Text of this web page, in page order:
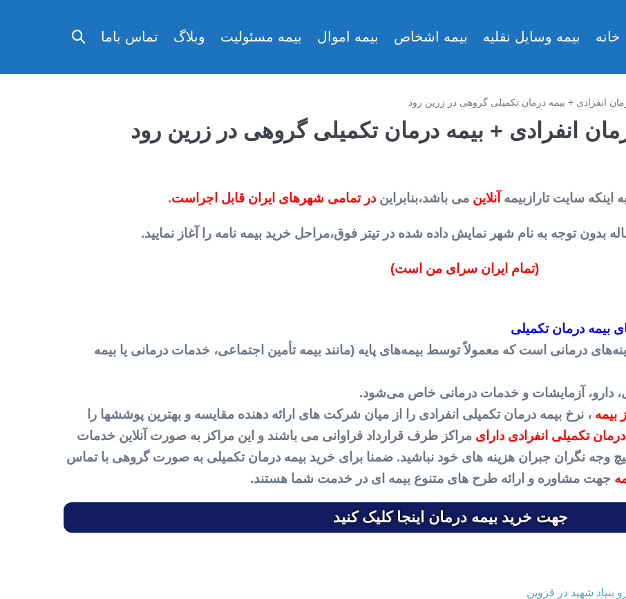
خانه بیمه وسایل نقلیه بیمه اشخاص بیمه اموال بیمه مسئولیت وبلاگ تماس باما
تغییر
انفرادی + بیمه درمان تکمیلی گروهی در زرین رود
انفرادی + بیمه درمان تکمیلی گروهی در زرین رود
اینکه سایت تارازبیمه آنلاین می باشد،بنابراین در تمامی شهرهای ایران قابل اجراست.
بدون توجه به نام شهر نمایش داده شده در تیتر فوق،مراحل خرید بیمه نامه را آغاز نمایید.
(تمام ایران سرای من است)
بیمه درمان تکمیلی
درمانی است که معمولاً توسط بیمه‌های پایه (مانند بیمه تأمین اجتماعی، خدمات درمانی یا بیمه
دارو، آزمایشات و خدمات درمانی خاص می‌شود.
بیمه ، نرخ بیمه درمان تکمیلی انفرادی را از میان شرکت های ارائه دهنده مقایسه و بهترین پوششها را
تکمیلی انفرادی دارای مراکز طرف قرارداد فراوانی می باشند و این مراکز به صورت آنلاین خدمات
هیچ وجه نگران جبران هزینه های خود نباشید. ضمنا برای خرید بیمه درمان تکمیلی به صورت گروهی با تماس
جهت مشاوره و ارائه طرح های متنوع بیمه ای در خدمت شما هستند.
جهت خرید بیمه درمان اینجا کلیک کنید
شهید در قزوین